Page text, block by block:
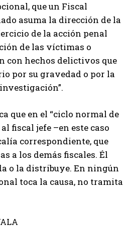
que un Fiscal
asuma la dirección de la
de la acción penal
de las víctimas o
con hechos delictivos que
por su gravedad o por la
que en el “ciclo normal de
fiscal jefe –en este caso
correspondiente, que
a los demás fiscales. Él
o la distribuye. En ningún
toca la causa, no tramita